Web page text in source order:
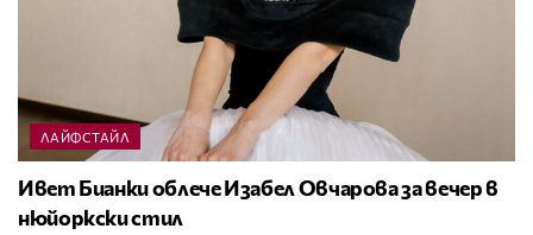
ЛАЙФСТАЙЛ
Ивет Бианки облече Изабел Овчарова за вечер в
нюйоркски стил